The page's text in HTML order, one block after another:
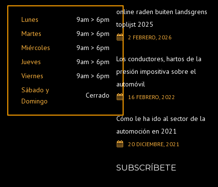
Lunes
9am > 6pm
Martes
9am > 6pm
Miércoles
9am > 6pm
Jueves
9am > 6pm
Viernes
9am > 6pm
Sábado y
Domingo
Cerrado
online raden buiten landsgrens
toplijst 2025
2 FEBRERO, 2026
Los conductores, hartos de la
presión impositiva sobre el
automóvil
16 FEBRERO, 2022
Cómo le ha ido al sector de la
automoción en 2021
20 DICIEMBRE, 2021
SUBSCRÍBETE